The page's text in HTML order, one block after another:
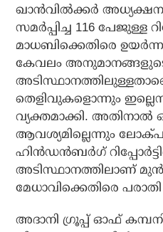
ഖാന്‍വില്‍ക്കര്‍
സമര്‍പ്പിച്ച 116 പേജുള്ള
മാധബിക്കെതിരെ
കേവലം
തെളിവുകളൊന്നും
വ്യക്തമാക്കി.
ആവശ്യമില്ലെന്നും
ഹിന്‍ഡന്‍ബര്‍ഗ്
അടിസ്ഥാനത്തിലാണ്
മേധാവിക്കെതിരെ
അദാനി ഗ്രൂപ്പ് ഓഫ്